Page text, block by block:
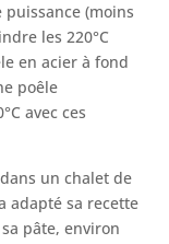
(moins
les 220°C
en acier à fond
poêle
avec ces
un chalet de
adapté sa recette
pâte, environ